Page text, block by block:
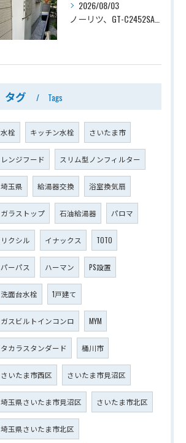
2026/08/03
タグ Tags
水栓 キッチン水栓 さいたま市
レンジフード スリム型ノンフィルター
埼玉県 給湯器交換 浴室換気扇
ガラストップ 石油給湯器 パロマ
リクシル イナックス TOTO
パーパス ハーマン PS設置
洗面台水栓 1戸建て
ガスビルトインコンロ MYM
タカラスタンダード 桶川市
さいたま市西区 さいたま市見沼区
埼玉県さいたま市見沼区 さいたま市北区
埼玉県さいたま市北区